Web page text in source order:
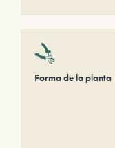
Forma de la planta